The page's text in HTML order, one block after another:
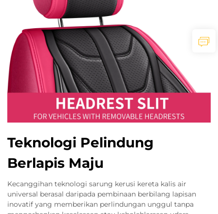
Teknologi Pelindung
Berlapis Maju
Kecanggihan teknologi sarung kerusi kereta kalis air
universal berasal daripada pembinaan berbilang lapisan
inovatif yang memberikan perlindungan unggul tanpa